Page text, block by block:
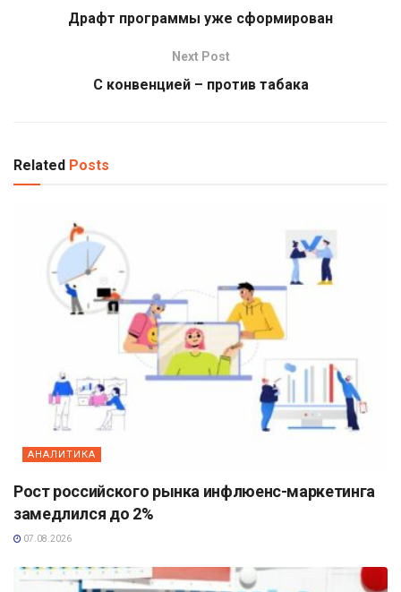
Драфт программы уже сформирован
Next Post
С конвенцией – против табака
Related Posts
АНАЛИТИКА
Рост российского рынка инфлюенс-маркетинга
замедлился до 2%
07.08.2026